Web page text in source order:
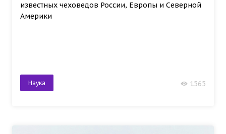
известных чеховедов России, Европы и Северной
Америки
Наука 1565